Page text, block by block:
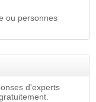
ou personnes
d'experts